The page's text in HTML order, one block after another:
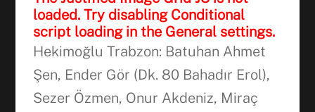
loaded. Try disabling Conditional
script loading in the General settings.
Hekimoğlu Trabzon: Batuhan Ahmet
Şen, Ender Gör (Dk. 80 Bahadır Erol),
Sezer Özmen, Onur Akdeniz, Miraç